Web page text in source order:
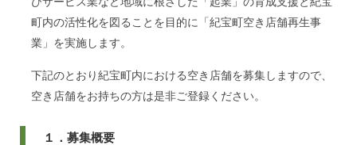
町内の活性化を図ることを目的に「紀宝町空き店舗再生事
業」を実施します。
下記のとおり紀宝町内における空き店舗を募集しますので、
空き店舗をお持ちの方は是非ご登録ください。
１．募集概要